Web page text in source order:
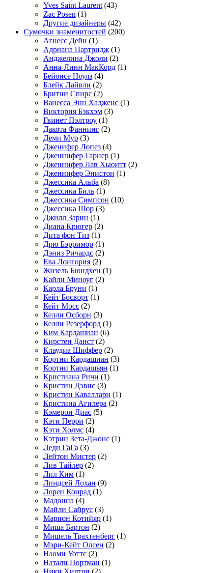
Yves Saint Laurent (43)
Zac Posen (1)
Другие дизайнеры (42)
Сумочки знаменитостей (200)
Агнесс Дейн (1)
Адриана Партридж (1)
Анджелина Джоли (2)
Анна-Линн МакКорд (1)
Бейонсе Ноулз (4)
Блейк Лайвли (2)
Бритни Спирс (2)
Ванесса Энн Хадженс (1)
Виктория Бэкхэм (3)
Гвинет Пэлтроу (1)
Дакота Фаннинг (2)
Деми Мур (3)
Дженифер Лопез (4)
Дженнифер Гарнер (1)
Дженнифер Лав Хьюитт (2)
Дженнифер Энистон (1)
Джессика Альба (8)
Джессика Биль (1)
Джессика Симпсон (10)
Джессика Шор (3)
Джилл Зарин (1)
Диана Крюгер (2)
Дита фон Тиз (1)
Дрю Бэрримор (1)
Дэниз Ричардс (2)
Ева Лонгория (2)
Жизель Бюндхен (1)
Кайли Миноуг (2)
Карла Бруни (1)
Кейт Босворт (1)
Кейт Мосс (2)
Келли Осборн (3)
Келли Резерфорд (1)
Ким Кардашиан (6)
Кирстен Данст (2)
Клаудиа Шиффер (2)
Кортни Кардашиан (3)
Кортни Кардашьян (1)
Кристиана Ричи (1)
Кристин Дэвис (3)
Кристин Каваллари (1)
Кристина Агилера (2)
Кэмерон Диас (5)
Кэти Перри (2)
Кэти Холмс (4)
Кэтрин Зета-Джонс (1)
Леди ГаГа (3)
Лейтон Мистер (2)
Лив Тайлер (2)
Лил Ким (1)
Линдсей Лохан (9)
Лорен Конрад (1)
Мадонна (4)
Майли Сайрус (3)
Марион Котийяр (1)
Миша Бартон (2)
Мишель Трахтенберг (1)
Мэри-Кейт Олсен (2)
Наоми Уоттс (2)
Натали Портман (1)
Ники Хилтон (2)